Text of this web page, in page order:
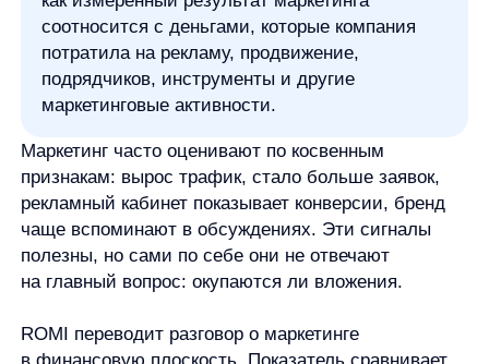
рекламный кабинет показывает конверсии, бренд
чаще вспоминают в обсуждениях. Эти сигналы
полезны, но сами по себе они не отвечают
на главный вопрос: окупаются ли вложения.
ROMI переводит разговор о маркетинге
в финансовую плоскость. Показатель сравнивает
результат от маркетинговых инвестиций
с затратами на эти инвестиции. Он не заменяет
полноценную аналитику, не объясняет весь путь
клиента и не дает универсального ответа, хороший
канал или плохой. Но если данные собраны
аккуратно, ROMI помогает понять, насколько